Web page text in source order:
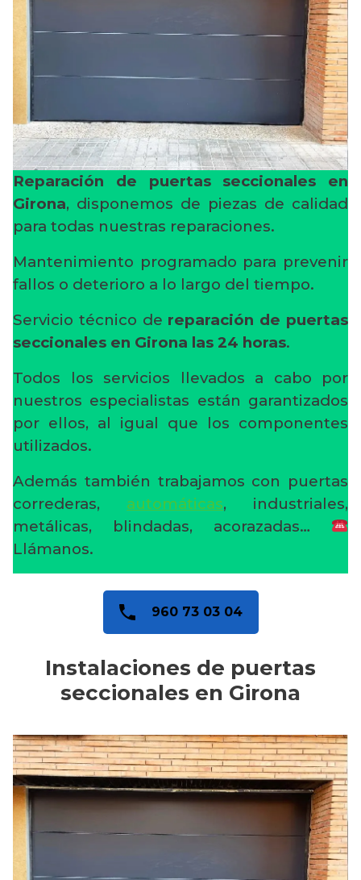
Reparación de puertas seccionales en
Girona, disponemos de piezas de calidad
para todas nuestras reparaciones.
Mantenimiento programado para prevenir
fallos o deterioro a lo largo del tiempo.
Servicio técnico de reparación de puertas
seccionales en Girona las 24 horas.
Todos los servicios llevados a cabo por
nuestros especialistas están garantizados
por ellos, al igual que los componentes
utilizados.
Además también trabajamos con puertas
correderas, automáticas, industriales,
metálicas, blindadas, acorazadas…
Llámanos.
960 73 03 04
Instalaciones de puertas
seccionales en Girona